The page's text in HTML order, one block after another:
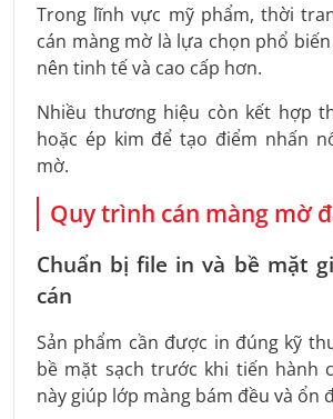
Trong lĩnh vực mỹ phẩm, thời
cán màng mờ là lựa chọn phổ
nên tinh tế và cao cấp hơn.
Nhiều thương hiệu còn kết hợp
hoặc ép kim để tạo điểm nhấn
mờ.
Quy trình cán màng mờ
Chuẩn bị file in và bề mặt
cán
Sản phẩm cần được in đúng kỹ
bề mặt sạch trước khi tiến hành
này giúp lớp màng bám đều và ổn